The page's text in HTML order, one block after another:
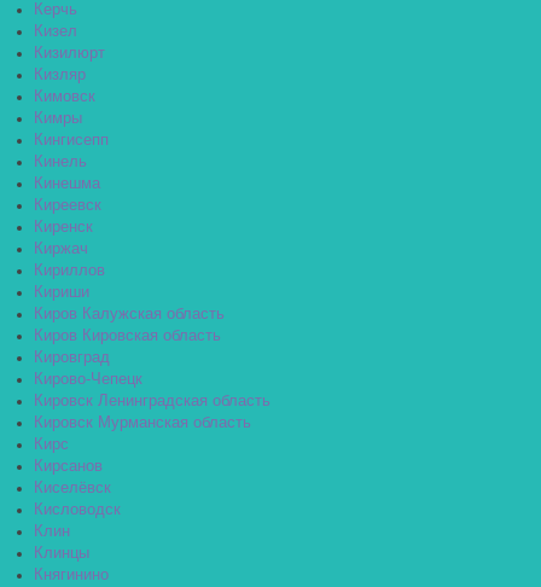
Керчь
Кизел
Кизилюрт
Кизляр
Кимовск
Кимры
Кингисепп
Кинель
Кинешма
Киреевск
Киренск
Киржач
Кириллов
Кириши
Киров Калужская область
Киров Кировская область
Кировград
Кирово-Чепецк
Кировск Ленинградская область
Кировск Мурманская область
Кирс
Кирсанов
Киселёвск
Кисловодск
Клин
Клинцы
Княгинино